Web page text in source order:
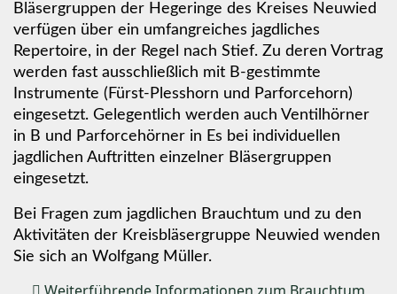
Bläsergruppen der Hegeringe des Kreises Neuwied
verfügen über ein umfangreiches jagdliches
Repertoire, in der Regel nach Stief. Zu deren Vortrag
werden fast ausschließlich mit B-gestimmte
Instrumente (Fürst-Plesshorn und Parforcehorn)
eingesetzt. Gelegentlich werden auch Ventilhörner
in B und Parforcehörner in Es bei individuellen
jagdlichen Auftritten einzelner Bläsergruppen
eingesetzt.
Bei Fragen zum jagdlichen Brauchtum und zu den
Aktivitäten der Kreisbläsergruppe Neuwied wenden
Sie sich an Wolfgang Müller.